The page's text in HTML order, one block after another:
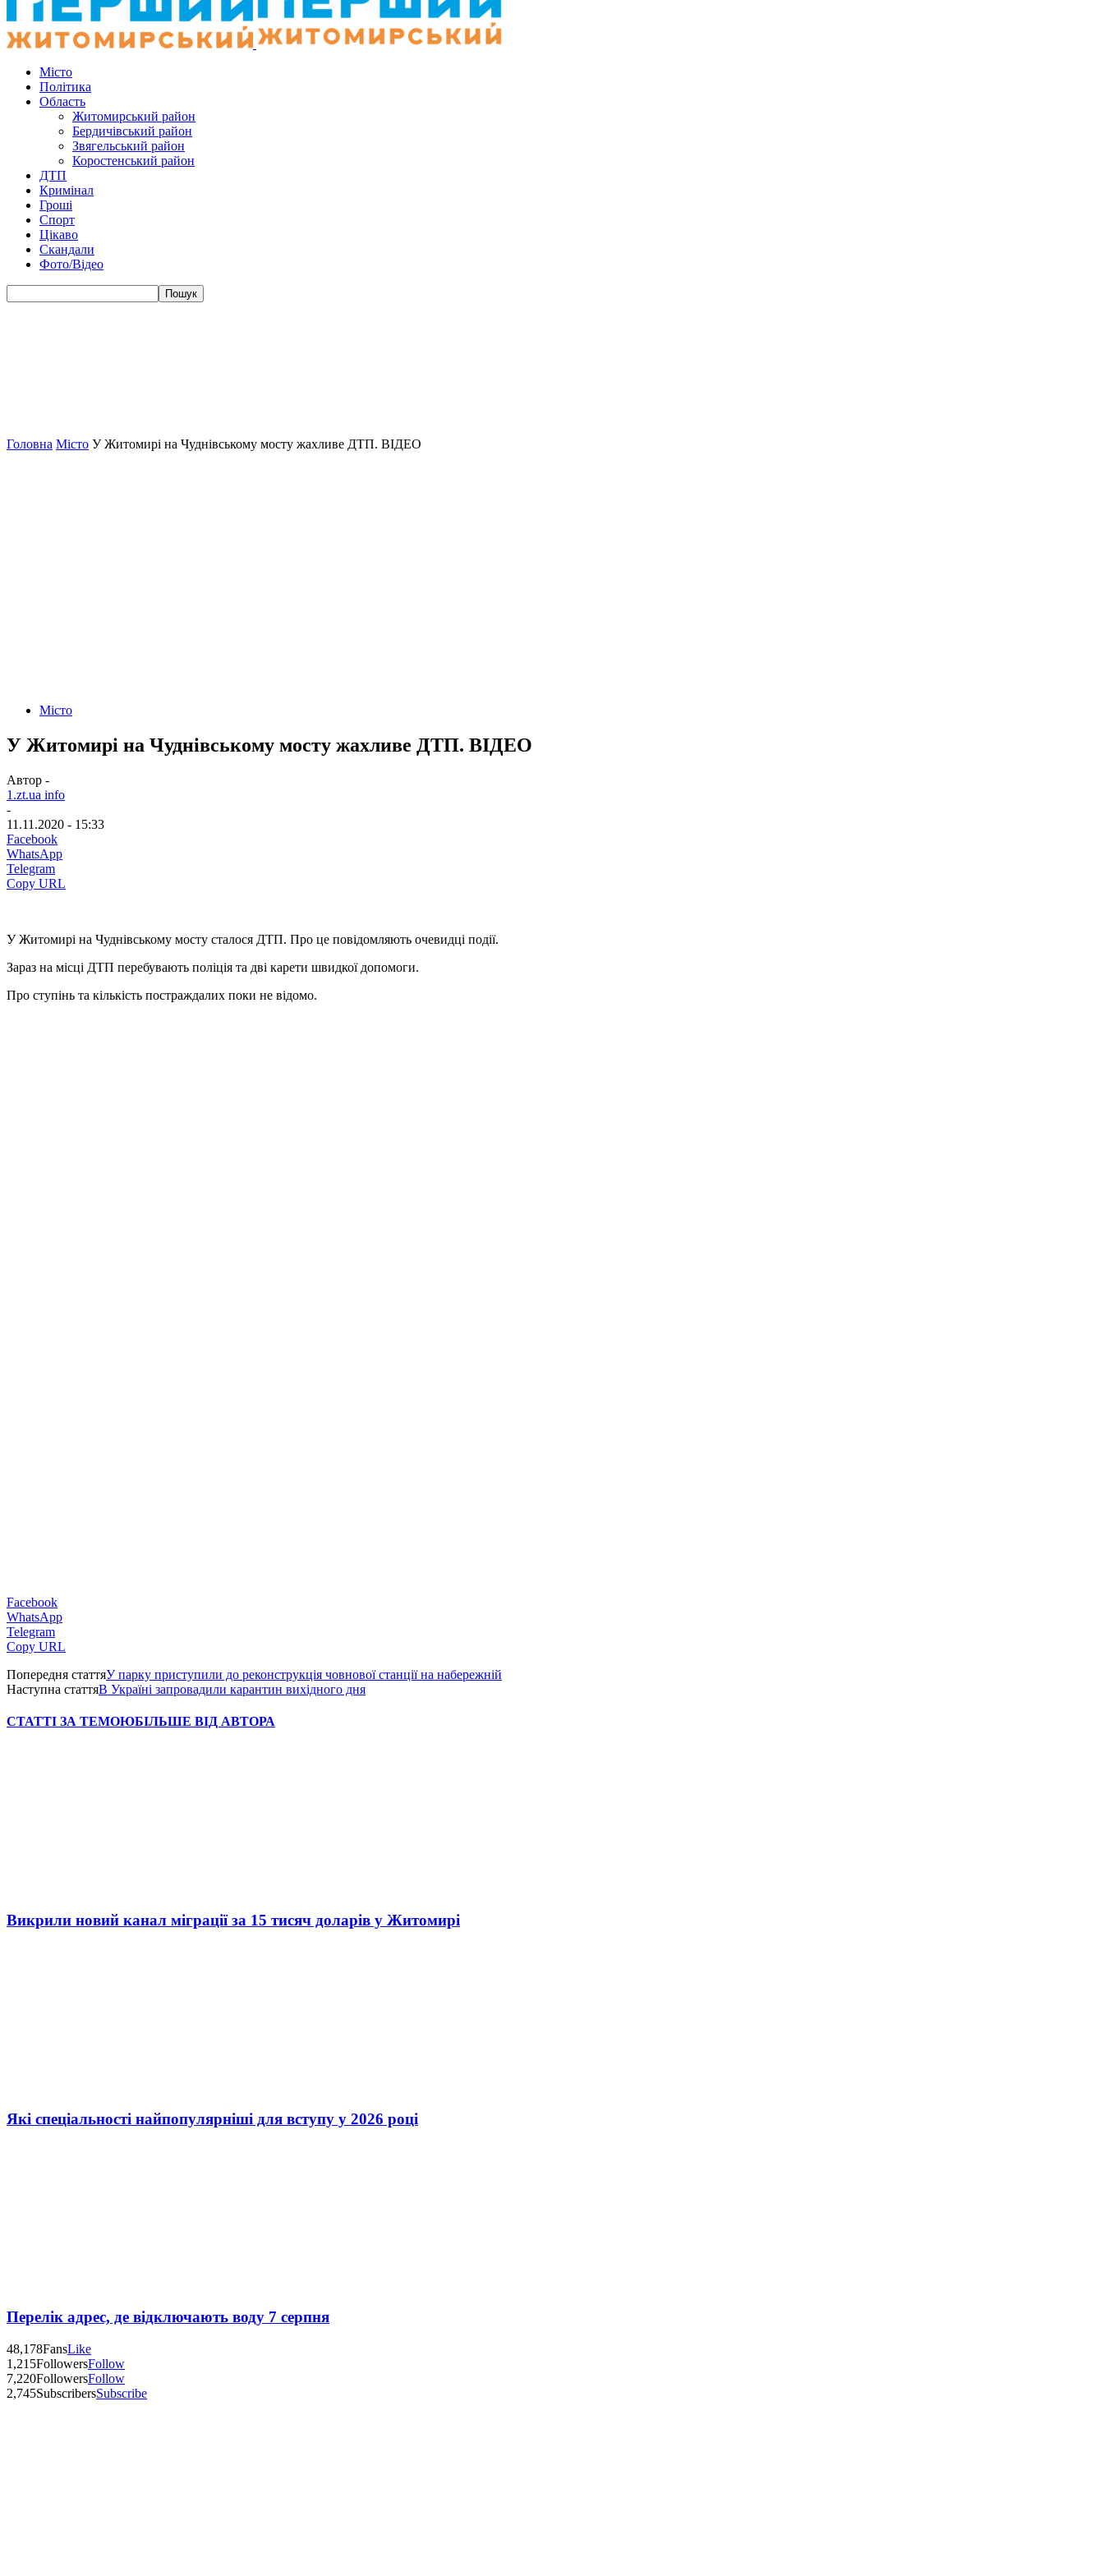
Місто
Політика
Область
Житомирський район
Бердичівський район
Звягельський район
Коростенський район
ДТП
Кримінал
Гроші
Спорт
Цікаво
Скандали
Фото/Відео
Головна Місто У Житомирі на Чуднівському мосту жахливе ДТП. ВІДЕО
Місто
У Житомирі на Чуднівському мосту жахливе ДТП. ВІДЕО
Автор -
1.zt.ua info
-
11.11.2020 - 15:33
Facebook
WhatsApp
Telegram
Copy URL
У Житомирі на Чуднівському мосту сталося ДТП. Про це повідомляють очевидці події.
Зараз на місці ДТП перебувають поліція та дві карети швидкої допомоги.
Про ступінь та кількість постраждалих поки не відомо.
Facebook
WhatsApp
Telegram
Copy URL
Попередня статтяУ парку приступили до реконструкція човнової станції на набережній
Наступна статтяВ Україні запровадили карантин вихідного дня
СТАТТІ ЗА ТЕМОЮБІЛЬШЕ ВІД АВТОРА
Викрили новий канал міграції за 15 тисяч доларів у Житомирі
Які спеціальності найпопулярніші для вступу у 2026 році
Перелік адрес, де відключають воду 7 серпня
48,178FansLike
1,215FollowersFollow
7,220FollowersFollow
2,745SubscribersSubscribe